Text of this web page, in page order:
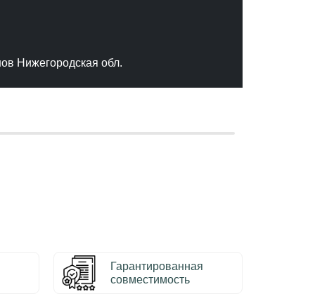
Нижегородская обл.
Гарантированная
совместимость